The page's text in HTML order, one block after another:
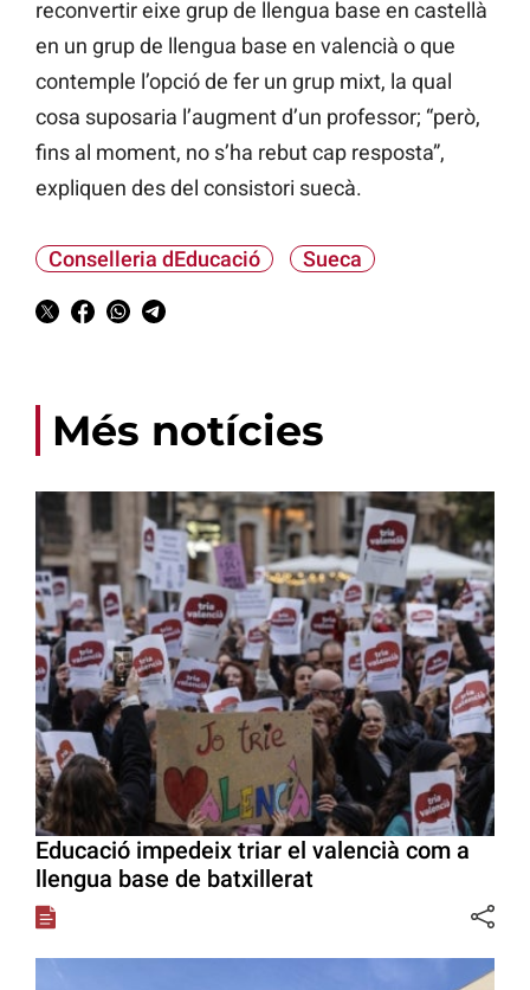
reconvertir eixe grup de llengua base en castellà
en un grup de llengua base en valencià o que
contemple l’opció de fer un grup mixt, la qual
cosa suposaria l’augment d’un professor; “però,
fins al moment, no s’ha rebut cap resposta”,
expliquen des del consistori suecà.
Conselleria dEducació Sueca
Més notícies
Educació impedeix triar el valencià com a
llengua base de batxillerat